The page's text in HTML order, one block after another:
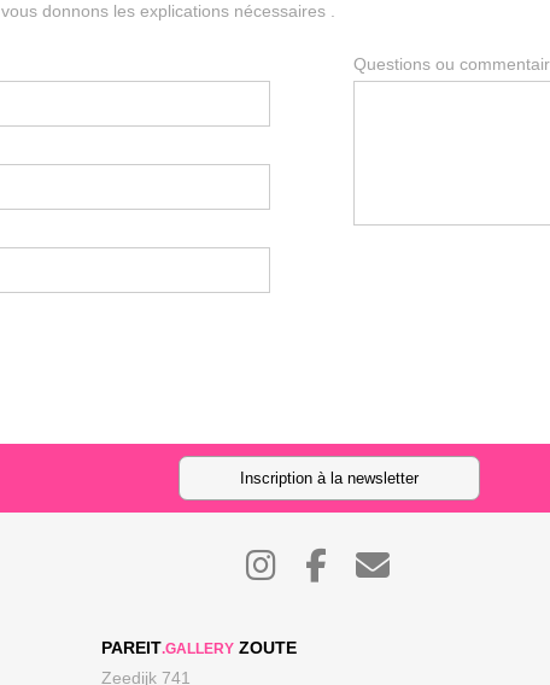
donnons les explications nécessaires .
Questions ou
Inscription à la newsletter
PAREIT.GALLERY ZOUTE
Zeedijk 741